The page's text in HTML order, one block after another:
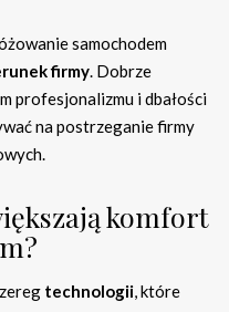
samochodem
firmy. Dobrze
profesjonalizmu i dbałości
na postrzeganie firmy
komfort
technologii, które